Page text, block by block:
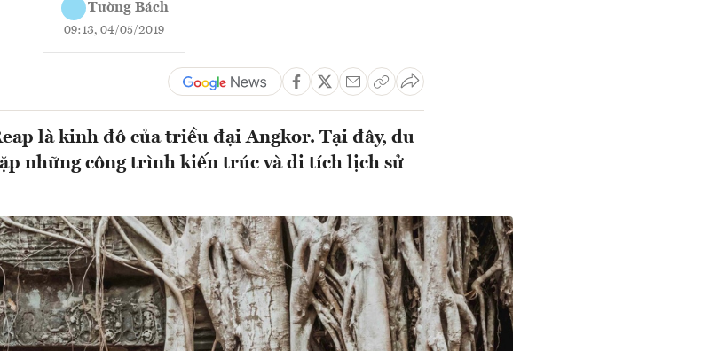
Tường Bách
09:13, 04/05/2019
là kinh đô của triều đại Angkor. Tại đây, du
những công trình kiến trúc và di tích lịch sử